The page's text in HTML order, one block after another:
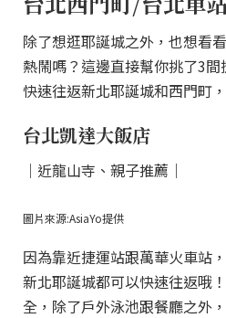
除了想逛耶誕城之外，也想看
熱鬧嗎？這邊直接幫你挑了3
快速往返新北耶誕城和西門町
台北凱達大飯店
｜近龍山寺、親子推薦｜
圖片來源:AsiaYo提供
因為靠近捷運站跟萬華火車站
新北耶誕城都可以快速往返哦
全，除了戶外泳池跟餐廳之外